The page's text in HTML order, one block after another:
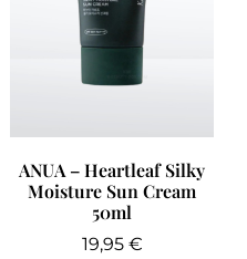
ANUA – Heartleaf Silky
Moisture Sun Cream
50ml
19,95 €